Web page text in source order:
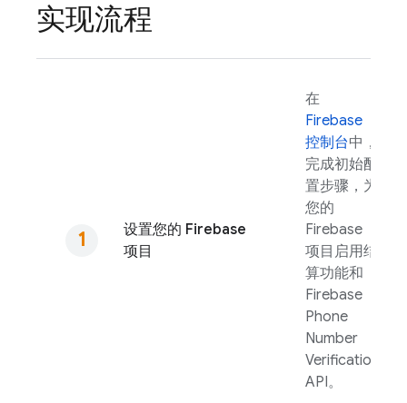
实现流程
设置您的 Firebase
项目
在
Firebase
控制台中，
完成初始配
置步骤，为
您的
Firebase
项目启用结
算功能和
Firebase
Phone
Number
Verification
API。